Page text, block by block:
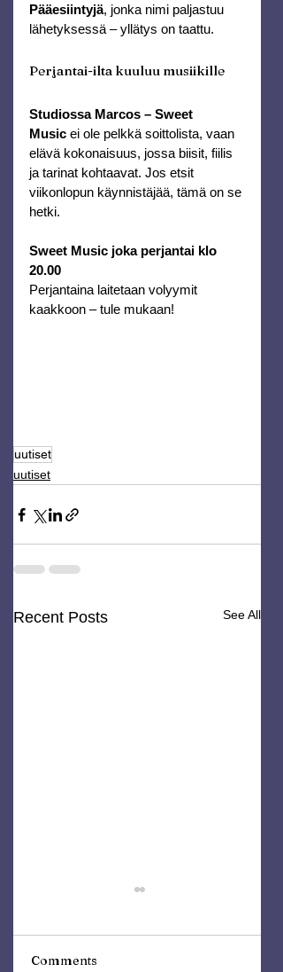
Pääesiintyjä, jonka nimi paljastuu
lähetyksessä – yllätys on taattu.
Perjantai-ilta kuuluu musiikille
Studiossa Marcos – Sweet
Music ei ole pelkkä soittolista, vaan
elävä kokonaisuus, jossa biisit, fiilis
ja tarinat kohtaavat. Jos etsit
viikonlopun käynnistäjää, tämä on se
hetki.
Sweet Music joka perjantai klo
20.00
Perjantaina laitetaan volyymit
kaakkoon – tule mukaan!
uutiset
uutiset
Recent Posts See All
Comments